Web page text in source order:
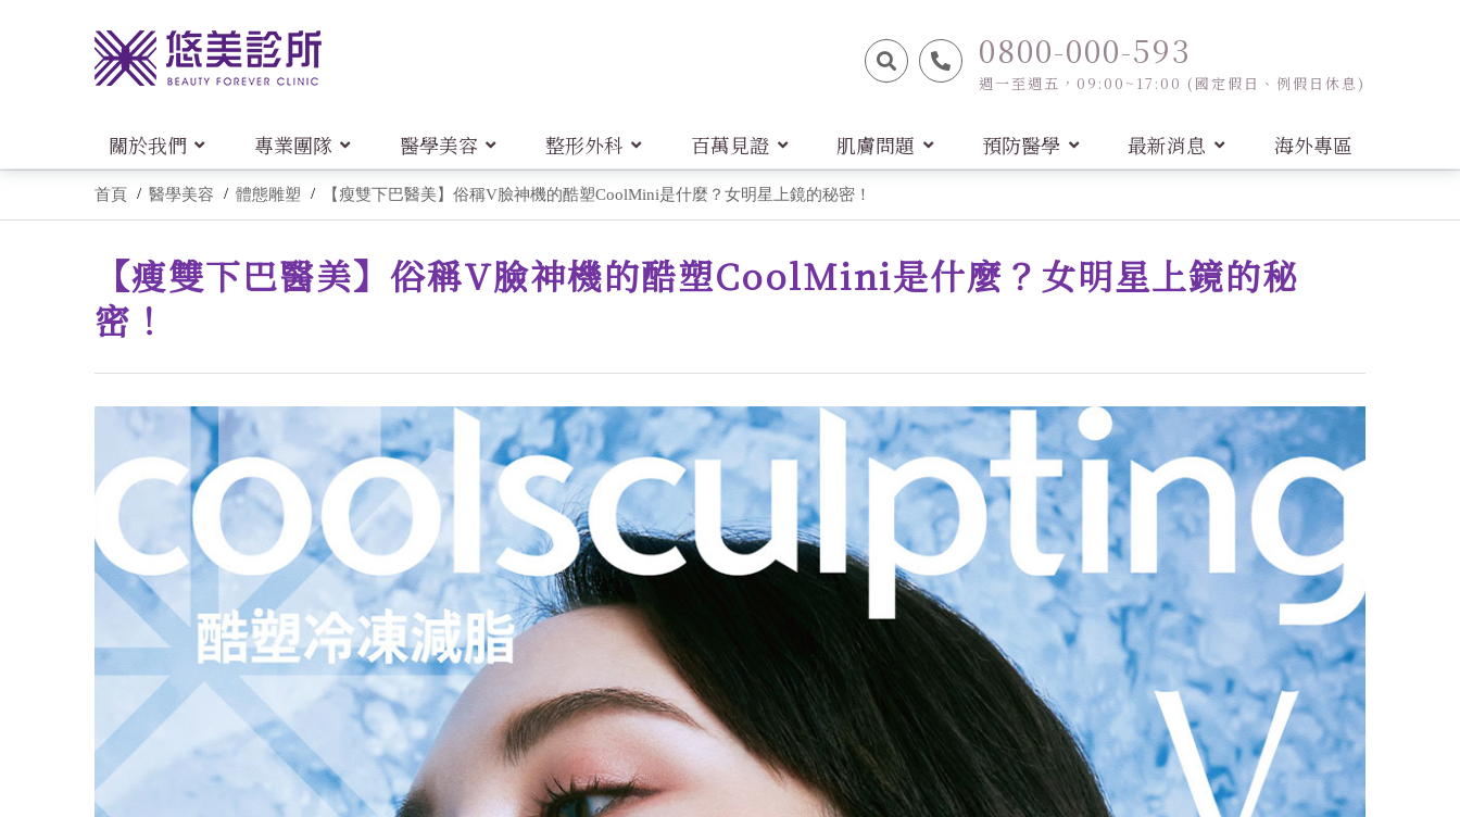
0800-000-593
週一至週五，09:00~17:00 (國定假日、例假日休息)
關於我們 專業團隊 醫學美容 整形外科 百萬見證 肌膚問題 預防醫學 最新消息 海外專區
首頁 醫學美容 體態雕塑 【瘦雙下巴醫美】俗稱V臉神機的酷塑CoolMini是什麼？女明星上鏡的秘密！
【瘦雙下巴醫美】俗稱V臉神機的酷塑CoolMini是什麼？女明星上鏡的秘
密！